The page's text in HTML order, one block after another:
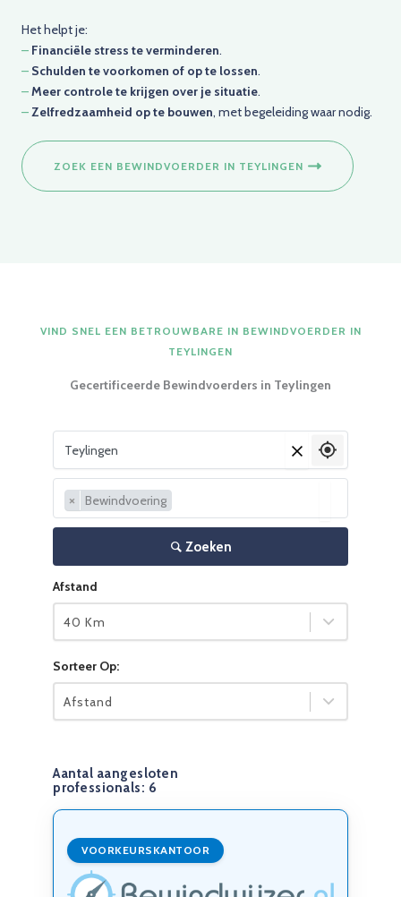
Het helpt je:
– Financiële stress te verminderen.
– Schulden te voorkomen of op te lossen.
–Meer controle te krijgen over je situatie.
–Zelfredzaamheid op te bouwen, met begeleiding waar nodig.
ZOEK EEN BEWINDVOERDER IN TEYLINGEN
VIND SNEL EEN BETROUWBARE IN BEWINDVOERDER IN
TEYLINGEN
Gecertificeerde Bewindvoerders in Teylingen
Vul je woonplaats in
× Bewindvoering
Zoeken
Afstand
40 Km
Sorteer Op:
Afstand
Aantal aangesloten
professionals: 6
VOORKEURSKANTOOR